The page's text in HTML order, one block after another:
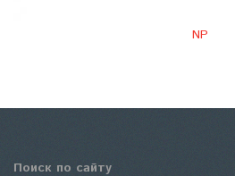
NP
Поиск по сайту